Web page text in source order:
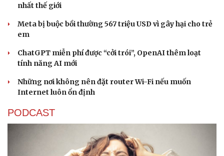
nhất thế giới
Meta bị buộc bồi thường 567 triệu USD vì gây hại cho trẻ
em
ChatGPT miễn phí được “cởi trói”, OpenAI thêm loạt
tính năng AI mới
Những nơi không nên đặt router Wi-Fi nếu muốn
Internet luôn ổn định
PODCAST